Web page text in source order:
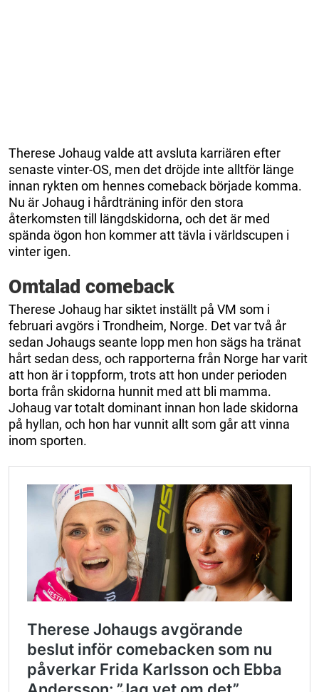
Therese Johaug valde att avsluta karriären efter
senaste vinter-OS, men det dröjde inte alltför länge
innan rykten om hennes comeback började komma.
Nu är Johaug i hårdträning inför den stora
återkomsten till längdskidorna, och det är med
spända ögon hon kommer att tävla i världscupen i
vinter igen.
Omtalad comeback
Therese Johaug har siktet inställt på VM som i
februari avgörs i Trondheim, Norge. Det var två år
sedan Johaugs seante lopp men hon sägs ha tränat
hårt sedan dess, och rapporterna från Norge har varit
att hon är i toppform, trots att hon under perioden
borta från skidorna hunnit med att bli mamma.
Johaug var totalt dominant innan hon lade skidorna
på hyllan, och hon har vunnit allt som går att vinna
inom sporten.